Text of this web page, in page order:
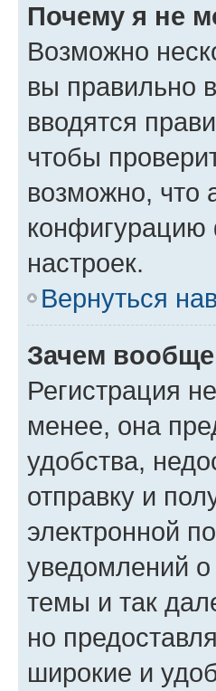
Почему я не
Возможно
вы правильно
вводятся
чтобы
возможно, что
настроек.
Вернуться
Зачем
Регистрация
менее, она
удобства,
отправку и
электронной
уведомлений
темы и так
но
широкие и